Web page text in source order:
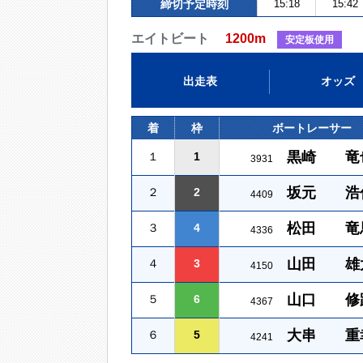
締切予定時刻 15:18 15:42
エイトビート 1200m 安定板使用
出走表 オッズ
着 枠 ボートレーサー
１ 1 3931 黒崎 竜
２ 2 4409 坂元 浩
３ 4 4336 松田 竜
４ 3 4150 山田 雄
５ 6 4367 山口 修
６ 5 4241 大串 重